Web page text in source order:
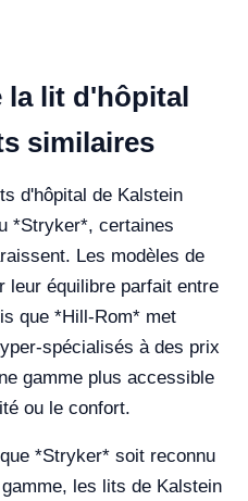
la lit d'hôpital
similaires
d'hôpital de Kalstein
*Stryker*, certaines
Les modèles de
leur équilibre parfait entre
que *Hill-Rom* met
spécialisés à des prix
gamme plus accessible
ou le confort.
*Stryker* soit reconnu
les lits de Kalstein